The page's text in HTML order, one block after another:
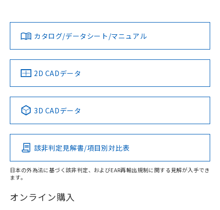
ダウンロードデータをご利用いただく前に、以下を必ずお読
みください。
ソフトウェアの使用条件
対応済み
中国 RoHS 注意事項・凡例
Pb Hg Cd Cr(VI)
O
在庫等で未対応品が混在する可能性があります。
LR型式承認
（イギリス
船舶規格）
DNV型式承認
（ノルウェー
BV型式承認
（フランス
KR型式
（韓国
No No No No
この製品の規格認証/適合状況ページへ
その他の認証はこちらのページからご検索ください
カタログ/データシート/マニュアル
2D CADデータ
3D CADデータ
該非判定見解書/項目別対比表
日本の外為法に基づく該非判定、およびEAR再輸出規制に関する見解が入手でき
ます。
オンライン購入